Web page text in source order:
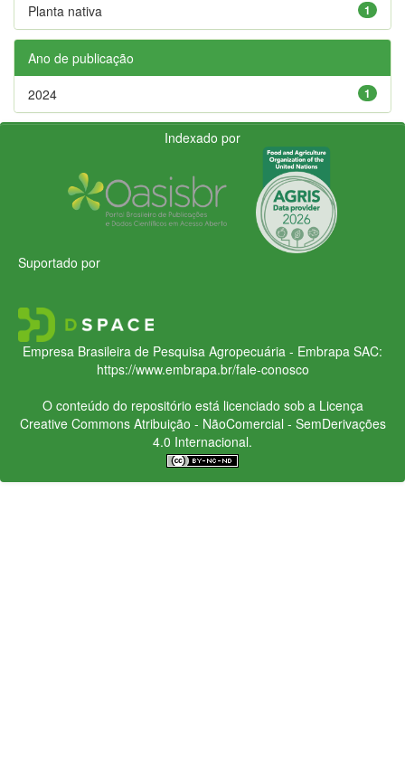
1
Planta nativa
Ano de publicação
1
2024
Indexado por
Suportado por
Empresa Brasileira de Pesquisa Agropecuária - Embrapa SAC:
https://www.embrapa.br/fale-conosco
O conteúdo do repositório está licenciado sob a Licença
Creative CommonsAtribuição - NãoComercial - SemDerivações
4.0 Internacional.